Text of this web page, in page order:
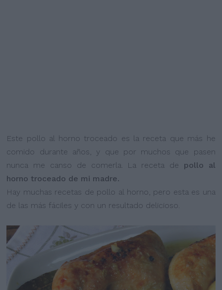
Este pollo al horno troceado es la receta que más he
comido durante años, y que por muchos que pasen
nunca me canso de comerla. La receta de pollo al
horno troceado de mi madre.
Hay muchas recetas de pollo al horno, pero esta es una
de las más fáciles y con un resultado delicioso.